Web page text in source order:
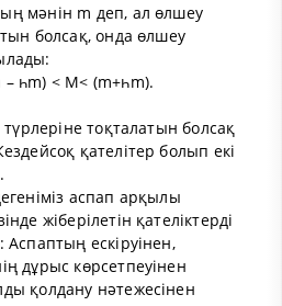
мәнін m деп, ал өлшеу
болсақ, онда өлшеу
һm) < M< (m+һm).
түрлеріне тоқталатын болсақ
қателітер болып екі
аспап арқылы
жіберілетін қателіктерді
ескіруінен,
дұрыс көрсетпеуінен
қолдану нәтежесінен